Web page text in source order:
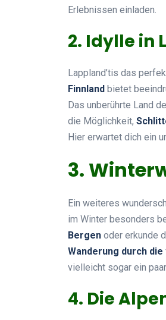
Erlebnissen einladen.
2. Idylle in
Lappland’tis das
Finnland bietet
Das unberührte Land
die Möglichkeit,
Hier erwartet dich ein
3.
Ein weiteres
im Winter besonders
Bergen oder erkunde
Wanderung durch
vielleicht sogar ein paar
4. Die